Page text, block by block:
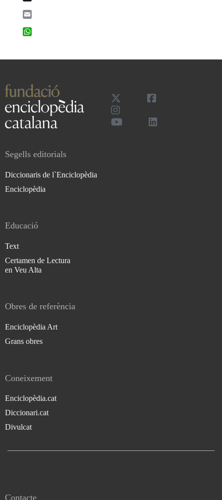
Segells editorials
Diccionaris de l`Enciclopèdia
Enciclopèdia
Educació
Text
Certamen de Lectura
en Veu Alta
Obres de referència
Enciclopèdia Art
Grans obres
Coneixement
Enciclopèdia.cat
Diccionari.cat
Divulcat
Contacte